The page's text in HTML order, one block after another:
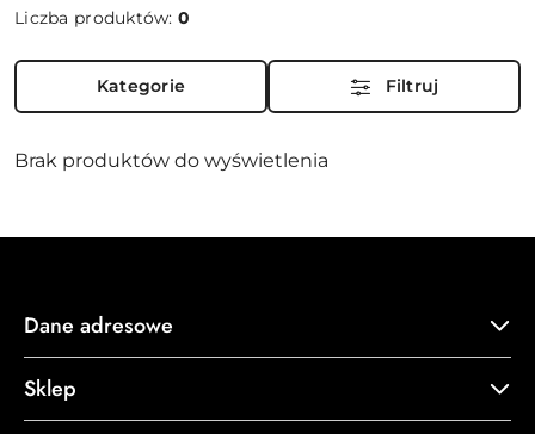
Liczba produktów:0
Kategorie Filtruj
Brak produktów do wyświetlenia
Dane adresowe
Sklep